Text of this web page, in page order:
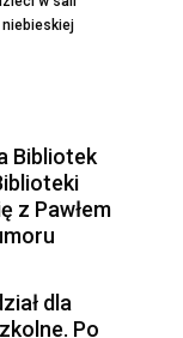
Bibliotek
z Pawłem
dla
Po